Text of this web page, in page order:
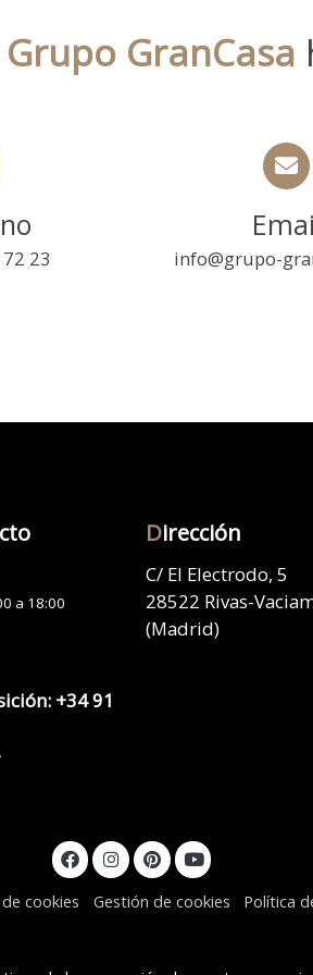
Grupo GranCasa
23 info@grupo-
a 18:00
+34 91
Dirección
C/ El Electrodo, 5
28522 Rivas-
(Madrid)
cookies Gestión de cookies Política